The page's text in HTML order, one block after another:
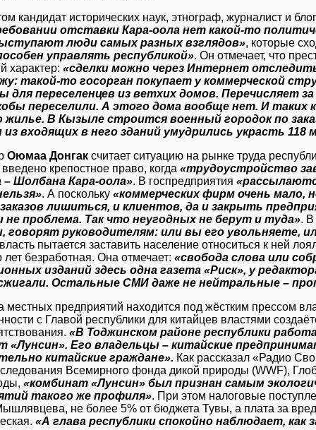
кандидат исторических наук, этнограф, журналист и
отставки Кара-оола нет какой-то
люди самых разных взглядов», которые
управлять республикой». Он отмечает, что
характер: «сделки можно через Интернет
такой-то госорган покупает у коммерческой
для переселенцев из ветхих домов. Перечисляет за
переселили. А этого дома вообще нет. И таких
жилье. В Кызыле строится военный городок по
из входящих в него зданий умудрились украсть 118
Оюмаа Донгак считает ситуацию на рынке труда
крепостное право, когда «трудоустройство
– Шолбана Кара-оола». В госпредприятия
. А поскольку «коммерческих фирм очень мало,
лишиться, и клиентов, да и закрыть
не проблема. Так что неугодных не берут и туда». В
говорят руководителям: или вы его увольняете,
пытается заставить население относиться к ней
лет безработная. Она отмечает: «свобода слова или
изданий здесь одна газета «Риск», у
Остальные СМИ даже не нейтральные –
местных предприятий находится под жёстким прессом
с Главой республики для китайцев властями
«В Тоджинском районе республики
«Лунсин». Его владельцы – китайские
китайские граждане». Как рассказал «Радио
Всемирного фонда дикой природы (WWF),
«комбинат «Лунсин» был признан самым
такого же профиля». При этом налоговые
не более 5% от бюджета Тувы, а плата за
«А глава республики спокойно наблюдает,